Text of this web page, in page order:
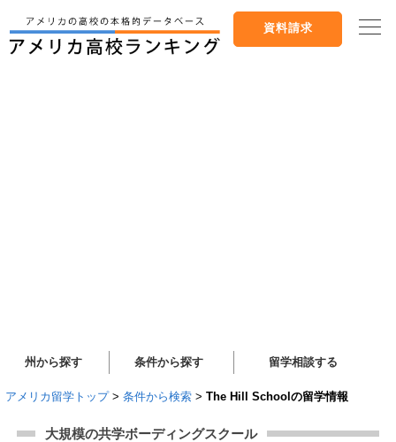
資料請求
州から探す 条件から探す 留学相談する
アメリカ留学トップ > 条件から検索 > The Hill Schoolの留学情報
大規模の共学ボーディングスクール